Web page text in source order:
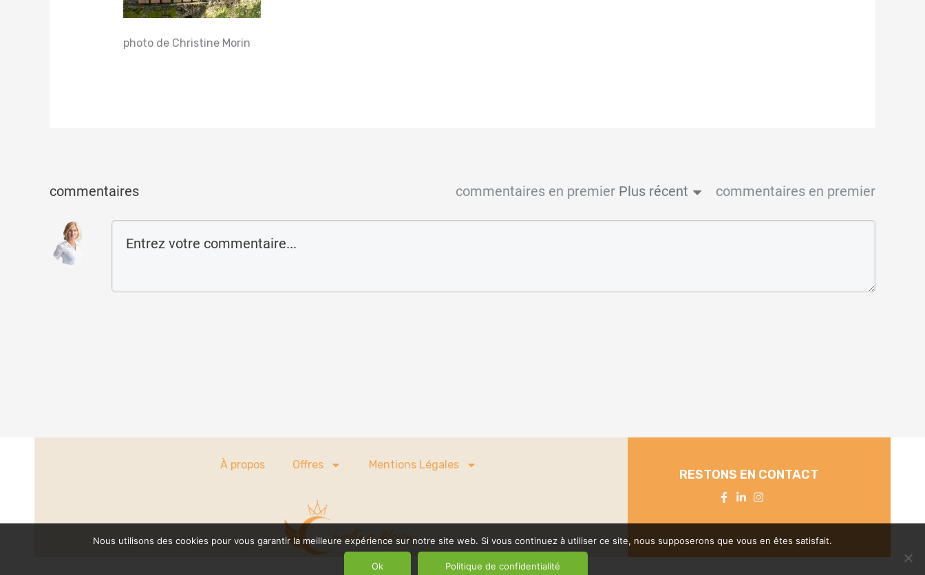
photo de Christine Morin
commentaires commentaires en premier Plus récent commentaires en premier
À propos Offres Mentions Légales
RESTONS EN CONTACT
Nous utilisons des cookies pour vous garantir la meilleure expérience sur notre site web. Si vous continuez à utiliser ce site, nous supposerons que vous en êtes satisfait.
Ok Politique de confidentialité